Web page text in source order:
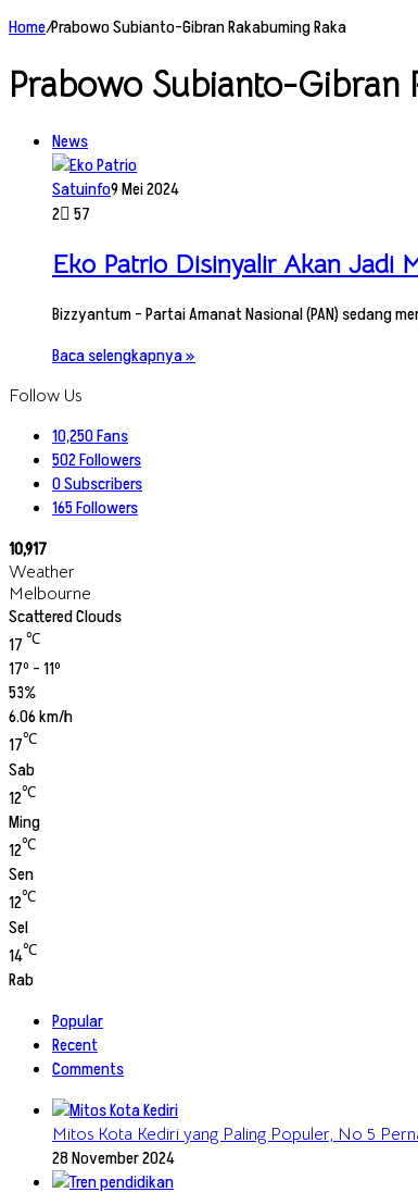
Home/Prabowo Subianto-Gibran Rakabuming Raka
Prabowo Subianto-Gibran
News
Satuinfo9 Mei 2024
2 57
Eko Patrio Disinyalir Akan Jadi
Bizzyantum – Partai Amanat Nasional (PAN) sedang
Baca selengkapnya »
Follow Us
10,250Fans
502Followers
0Subscribers
165Followers
10,917
Weather
Melbourne
Scattered Clouds
17 ℃
17º - 11º
53%
6.06 km/h
17℃
Sab
12℃
Ming
12℃
Sen
12℃
Sel
14℃
Rab
Popular
Recent
Comments
Mitos Kota Kediri yang Paling Populer, No 5
28 November 2024